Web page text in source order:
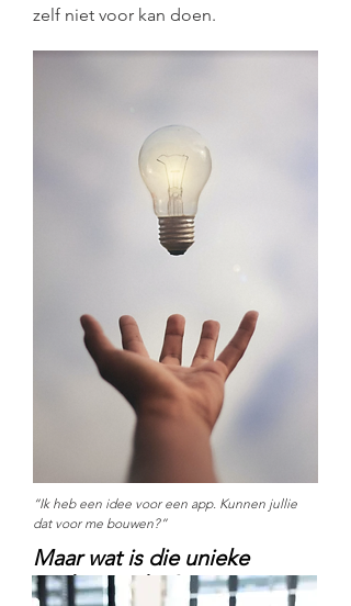
zelf niet voor kan doen.
“Ik heb een idee voor een app. Kunnen jullie
dat voor me bouwen?”
Maar wat is die unieke
werkwijze dan?